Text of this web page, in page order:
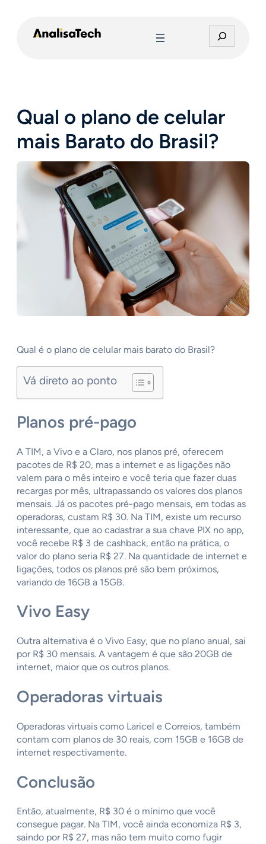
e
a
r
Qual o plano de celular
mais Barato do Brasil?
Qual é o plano de celular mais barato do Brasil?
Vá direto ao ponto
Planos pré-pago
A TIM, a Vivo e a Claro, nos planos pré, oferecem
pacotes de R$ 20, mas a internet e as ligações não
valem para o mês inteiro e você teria que fazer duas
recargas por mês, ultrapassando os valores dos planos
mensais. Já os pacotes pré-pago mensais, em todas as
operadoras, custam R$ 30. Na TIM, existe um recurso
interessante, que ao cadastrar a sua chave PIX no app,
você recebe R$ 3 de cashback, então na prática, o
valor do plano seria R$ 27. Na quantidade de internet e
ligações, todos os planos pré são bem próximos,
variando de 16GB a 15GB.
Vivo Easy
Outra alternativa é o Vivo Easy, que no plano anual, sai
por R$ 30 mensais. A vantagem é que são 20GB de
internet, maior que os outros planos.
Operadoras virtuais
Operadoras virtuais como Laricel e Correios, também
contam com planos de 30 reais, com 15GB e 16GB de
internet respectivamente.
Conclusão
Então, atualmente, R$ 30 é o mínimo que você
consegue pagar. Na TIM, você ainda economiza R$ 3,
saindo por R$ 27, mas não tem muito como fugir